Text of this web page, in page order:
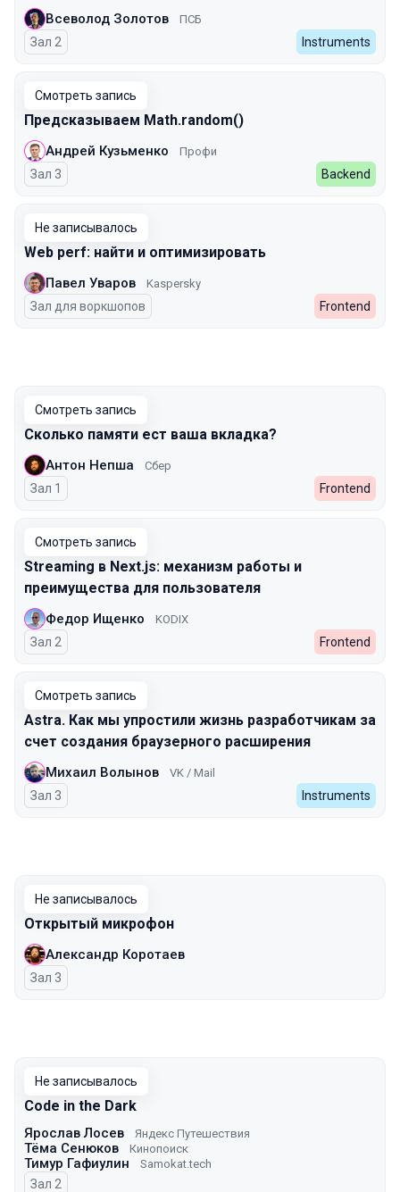
Всеволод Золотов ПСБ
Зал 2 Instruments
Смотреть запись
Предсказываем Math.random()
Андрей Кузьменко Профи
Зал 3 Backend
Не записывалось
Web perf: найти и оптимизировать
Павел Уваров Kaspersky
Зал для воркшопов Frontend
Смотреть запись
Сколько памяти ест ваша вкладка?
Антон Непша Сбер
Зал 1 Frontend
Смотреть запись
Streaming в Next.js: механизм работы и
преимущества для пользователя
Федор Ищенко KODIX
Зал 2 Frontend
Смотреть запись
Astra. Как мы упростили жизнь разработчикам за
счет создания браузерного расширения
Михаил Волынов VK / Mail
Зал 3 Instruments
Не записывалось
Открытый микрофон
Александр Коротаев
Зал 3
Не записывалось
Code in the Dark
Ярослав Лосев Яндекс Путешествия
Тёма Сенюков Кинопоиск
Тимур Гафиулин Samokat.tech
Зал 2